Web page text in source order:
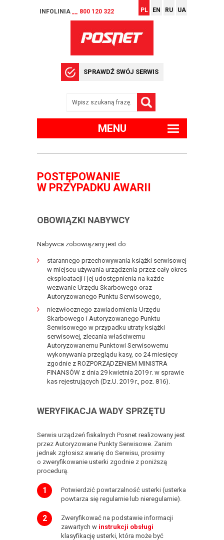
INFOLINIA __ 800 120 322 PL EN RU UA
SPRAWDŹ SWÓJ SERWIS
MENU
POSTĘPOWANIE
W PRZYPADKU AWARII
OBOWIĄZKI NABYWCY
Nabywca zobowiązany jest do:
starannego przechowywania książki serwisowej
w miejscu używania urządzenia przez cały okres
eksploatacji i jej udostępnienia na każde
wezwanie Urzędu Skarbowego oraz
Autoryzowanego Punktu Serwisowego,
niezwłocznego zawiadomienia Urzędu
Skarbowego i Autoryzowanego Punktu
Serwisowego w przypadku utraty książki
serwisowej, zlecania właściwemu
Autoryzowanemu Punktowi Serwisowemu
wykonywania przeglądu kasy, co 24 miesięcy
zgodnie z ROZPORZĄDZENIEM MINISTRA
FINANSÓW z dnia 29 kwietnia 2019 r. w sprawie
kas rejestrujących (Dz.U. 2019 r., poz. 816).
WERYFIKACJA WADY SPRZĘTU
Serwis urządzeń fiskalnych Posnet realizowany jest
przez Autoryzowane Punkty Serwisowe. Zanim
jednak zgłosisz awarię do Serwisu, prosimy
o zweryfikowanie usterki zgodnie z poniższą
procedurą.
Potwierdzić powtarzalność usterki (usterka
powtarza się regularnie lub nieregularnie).
Zweryfikować na podstawie informacji
zawartych w instrukcji obsługi
klasyfikację usterki, która może być